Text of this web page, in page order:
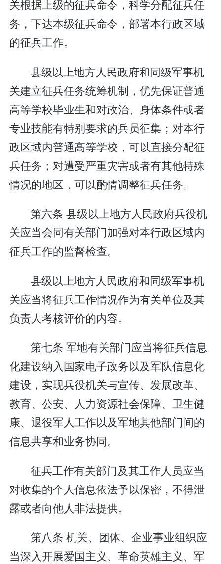
关根据上级的征兵命令，科学分配征兵任
务，下达本级征兵命令，部署本行政区域
的征兵工作。
县级以上地方人民政府和同级军事机
关建立征兵任务统筹机制，优先保证普通
高等学校毕业生和对政治、身体条件或者
专业技能有特别要求的兵员征集；对本行
政区域内普通高等学校，可以直接分配征
兵任务；对遭受严重灾害或者有其他特殊
情况的地区，可以酌情调整征兵任务。
第六条 县级以上地方人民政府兵役机
关应当会同有关部门加强对本行政区域内
征兵工作的监督检查。
县级以上地方人民政府和同级军事机
关应当将征兵工作情况作为有关单位及其
负责人考核评价的内容。
第七条 军地有关部门应当将征兵信息
化建设纳入国家电子政务以及军队信息化
建设，实现兵役机关与宣传、发展改革、
教育、公安、人力资源社会保障、卫生健
康、退役军人工作以及军地其他部门间的
信息共享和业务协同。
征兵工作有关部门及其工作人员应当
对收集的个人信息依法予以保密，不得泄
露或者向他人非法提供。
第八条 机关、团体、企业事业组织应
当深入开展爱国主义、革命英雄主义、军